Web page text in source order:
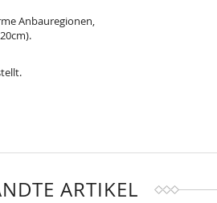
Anbauregionen,
ARTIKEL